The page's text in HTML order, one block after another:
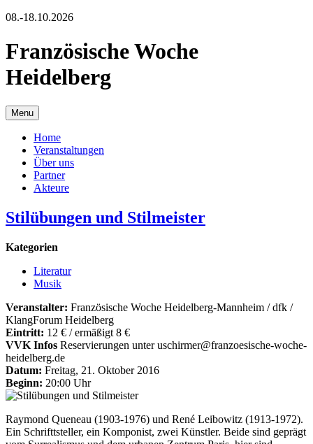
08.-18.10.2026
Französische Woche
Heidelberg
Menu
Home
Veranstaltungen
Über uns
Partner
Akteure
Stilübungen und Stilmeister
Kategorien
Literatur
Musik
Veranstalter: Französische Woche Heidelberg-Mannheim / dfk /
KlangForum Heidelberg
Eintritt: 12 € / ermäßigt 8 €
VVK Infos Reservierungen unteruschirmer@franzoesische-woche-
heidelberg.de
Datum: Freitag, 21. Oktober 2016
Beginn: 20:00 Uhr
Raymond Queneau (1903-1976) und René Leibowitz (1913-1972).
Ein Schrifttsteller, ein Komponist, zwei Künstler. Beide sind geprägt